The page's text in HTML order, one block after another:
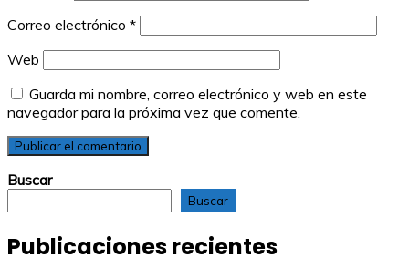
Correo electrónico *
Web
Guarda mi nombre, correo electrónico y web en este
navegador para la próxima vez que comente.
Buscar
Buscar
Publicaciones recientes